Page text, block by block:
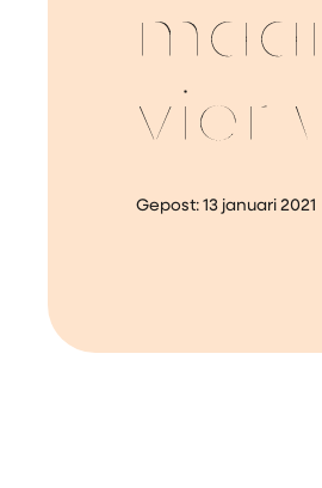
vier
Gepost: 13 januari 2021